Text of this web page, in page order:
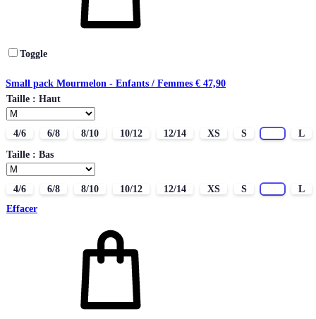
Toggle
Small pack Mourmelon - Enfants / Femmes € 47,90
Taille : Haut
4/6 6/8 8/10 10/12 12/14 XS S
L
Taille : Bas
4/6 6/8 8/10 10/12 12/14 XS S
L
Effacer